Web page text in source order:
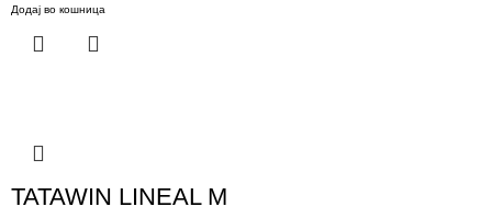
Додај во кошница
TATAWIN LINEAL M